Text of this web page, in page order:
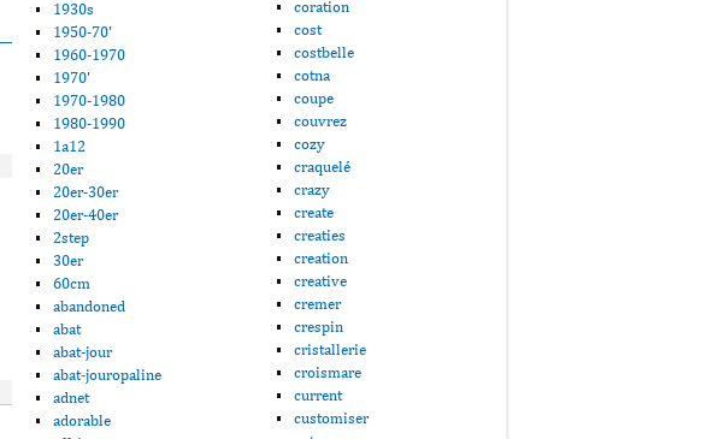
1930s
1950-70'
1960-1970
1970'
1970-1980
1980-1990
1a12
20er
20er-30er
20er-40er
2step
30er
60cm
abandoned
abat
abat-jour
abat-jouropaline
adnet
adorable
coration
cost
costbelle
cotna
coupe
couvrez
cozy
craquelé
crazy
create
creaties
creation
creative
cremer
crespin
cristallerie
croismare
current
customiser